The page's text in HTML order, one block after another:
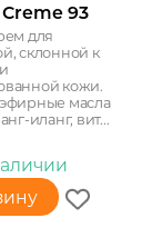
93
для
склонной к
кожи.
масла
иланг, вит...